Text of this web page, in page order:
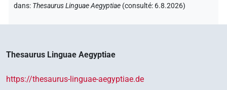
dans: Thesaurus Linguae Aegyptiae (consulté: 6.8.2026)
Thesaurus Linguae Aegyptiae
https://thesaurus-linguae-aegyptiae.de